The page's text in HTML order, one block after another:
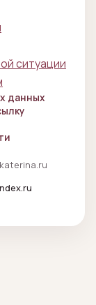
ситуации
данных